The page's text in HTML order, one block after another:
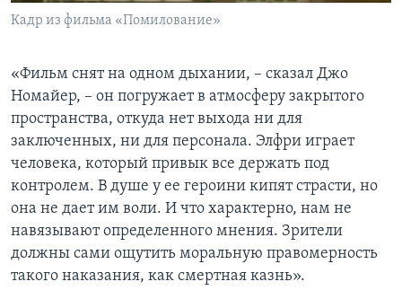
Кадр из фильма «Помилование»
«Фильм снят на одном дыхании, – сказал Джо
Номайер, – он погружает в атмосферу закрытого
пространства, откуда нет выхода ни для
заключенных, ни для персонала. Элфри играет
человека, который привык все держать под
контролем. В душе у ее героини кипят страсти, но
она не дает им воли. И что характерно, нам не
навязывают определенного мнения. Зрители
должны сами ощутить моральную правомерность
такого наказания, как смертная казнь».